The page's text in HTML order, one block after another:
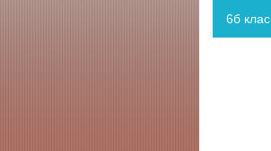
6б клас